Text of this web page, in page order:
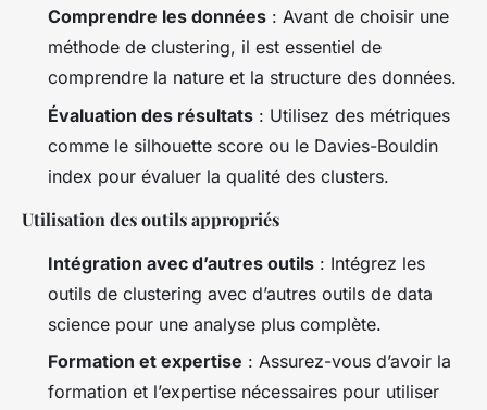
Comprendre les données : Avant de choisir une
méthode de clustering, il est essentiel de
comprendre la nature et la structure des données.
Évaluation des résultats : Utilisez des métriques
comme le silhouette score ou le Davies-Bouldin
index pour évaluer la qualité des clusters.
Utilisation des outils appropriés
Intégration avec d’autres outils : Intégrez les
outils de clustering avec d’autres outils de data
science pour une analyse plus complète.
Formation et expertise : Assurez-vous d’avoir la
formation et l’expertise nécessaires pour utiliser